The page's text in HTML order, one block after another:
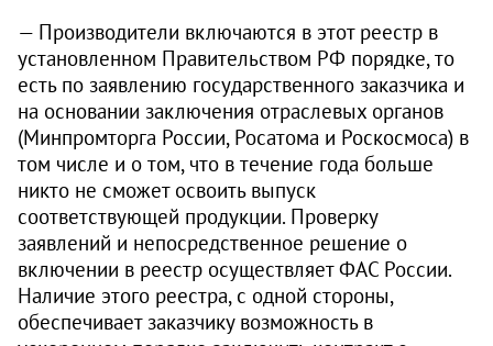
— Производители включаются в этот реестр в
установленном Правительством РФ порядке, то
есть по заявлению государственного заказчика и
на основании заключения отраслевых органов
(Минпромторга России, Росатома и Роскосмоса) в
том числе и о том, что в течение года больше
никто не сможет освоить выпуск
соответствующей продукции. Проверку
заявлений и непосредственное решение о
включении в реестр осуществляет ФАС России.
Наличие этого реестра, с одной стороны,
обеспечивает заказчику возможность в